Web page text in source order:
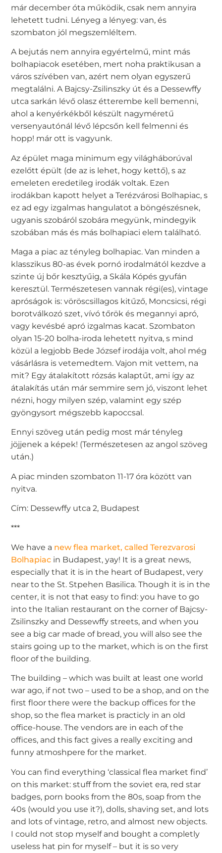
már december óta működik, csak nem annyira
lehetett tudni. Lényeg a lényeg: van, és
szombaton jól megszemléltem.
A bejutás nem annyira egyértelmű, mint más
bolhapiacok esetében, mert noha praktikusan a
város szívében van, azért nem olyan egyszerű
megtalálni. A Bajcsy-Zsilinszky út és a Dessewffy
utca sarkán lévő olasz étterembe kell bemenni,
ahol a kenyérkékből készült nagyméretű
versenyautónál lévő lépcsőn kell felmenni és
hopp! már ott is vagyunk.
Az épület maga minimum egy világháborúval
ezelőtt épült (de az is lehet, hogy kettő), s az
emeleten eredetileg irodák voltak. Ezen
irodákban kapott helyet a Terézvárosi Bolhapiac, s
ez ad egy izgalmas hangulatot a böngészésnek,
ugyanis szobáról szobára megyünk, mindegyik
szobában más és más bolhapiaci elem található.
Maga a piac az tényleg bolhapiac. Van minden a
klasszikus 80-as évek pornó irodalmától kezdve a
szinte új bőr kesztyűig, a Skála Kópés gyufán
keresztül. Természetesen vannak régi(es), vintage
apróságok is: vöröscsillagos kitűző, Moncsicsi, régi
borotválkozó szet, vívó tőrök és megannyi apró,
vagy kevésbé apró izgalmas kacat. Szombaton
olyan 15-20 bolha-iroda lehetett nyitva, s mind
közül a legjobb Bede József irodája volt, ahol még
vásárlásra is vetemedtem. Vajon mit vettem, na
mit? Egy átalakított rózsás kalaptűt, ami így az
átalakítás után már semmire sem jó, viszont lehet
nézni, hogy milyen szép, valamint egy szép
gyöngysort mégszebb kapoccsal.
Ennyi szöveg után pedig most már tényleg
jöjjenek a képek! (Természetesen az angol szöveg
után.)
A piac minden szombaton 11-17 óra között van
nyitva.
Cím: Dessewffy utca 2, Budapest
***
We have a new flea market, called Terezvarosi
Bolhapiac in Budapest, yay! It is a great news,
especially that it is in the heart of Budapest, very
near to the St. Stpehen Basilica. Though it is in the
center, it is not that easy to find: you have to go
into the Italian restaurant on the corner of Bajcsy-
Zsilinszky and Dessewffy streets, and when you
see a big car made of bread, you will also see the
stairs going up to the market, which is on the first
floor of the building.
The building – which was built at least one world
war ago, if not two – used to be a shop, and on the
first floor there were the backup offices for the
shop, so the flea market is practicly in an old
office-house. The vendors are in each of the
offices, and this fact gives a really exciting and
funny atmoshpere for the market.
You can find everything ‘classical flea market find’
on this market: stuff from the soviet era, red star
badges, porn books from the 80s, soap from the
40s (would you use it?), dolls, shaving set, and lots
and lots of vintage, retro, and almost new objects.
I could not stop myself and bought a completly
useless hat pin for myself – but it is so very